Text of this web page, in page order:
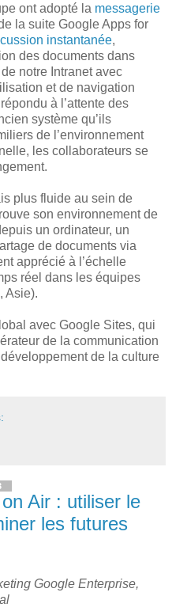
ont adopté la messagerie
la suite Google Apps for
instantanée,
des documents dans
notre Intranet avec
et de navigation
à l’attente des
système qu’ils
de l’environnement
les collaborateurs se
plus fluide au sein de
son environnement de
un ordinateur, un
de documents via
apprécié à l’échelle
réel dans les équipes
Asie).
avec Google Sites, qui
de la communication
de la culture
Air : utiliser le
les futures
Google Enterprise,